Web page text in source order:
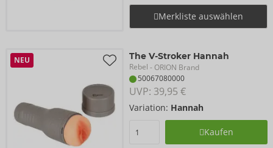
Merkliste auswählen
NEU The V-Stroker Hannah
Rebel - ORION Brand
50067080000
UVP: 39,95 €
Variation: Hannah
Kaufen